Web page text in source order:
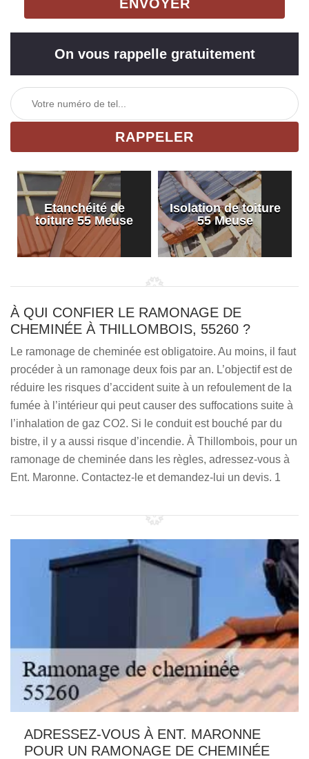
On vous rappelle gratuitement
Etanchéité de
toiture 55 Meuse
Isolation de toiture
55 Meuse
À QUI CONFIER LE RAMONAGE DE
CHEMINÉE À THILLOMBOIS, 55260 ?
Le ramonage de cheminée est obligatoire. Au moins, il faut
procéder à un ramonage deux fois par an. L’objectif est de
réduire les risques d’accident suite à un refoulement de la
fumée à l’intérieur qui peut causer des suffocations suite à
l’inhalation de gaz CO2. Si le conduit est bouché par du
bistre, il y a aussi risque d’incendie. À Thillombois, pour un
ramonage de cheminée dans les règles, adressez-vous à
Ent. Maronne. Contactez-le et demandez-lui un devis. 1
ADRESSEZ-VOUS À ENT. MARONNE
POUR UN RAMONAGE DE CHEMINÉE